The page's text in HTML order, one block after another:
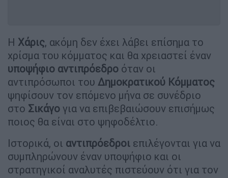
Η Χάρις, ακόμη δεν έχει λάβει επίσημα το
χρίσμα του κόμματος και θα χρειαστεί έναν
υποψήφιο αντιπρόεδρο όταν οι
αντιπρόσωποι του Δημοκρατικού Κόμματος
ψηφίσουν τον επόμενο μήνα σε συνέδριο
στο Σικάγο για να επιβεβαιώσουν επισήμως
ποιος θα είναι στο ψηφοδέλτιο.
Ιστορικά, οι αντιπρόεδροι επιλέγονται για να
συμπληρώνουν έναν υποψήφιο και οι
στρατηγικοί αναλυτές πιστεύουν ότι για τον